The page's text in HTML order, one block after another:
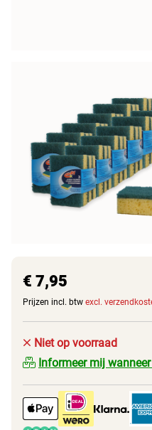
€ 7,95
Prijzen incl. btw excl.
Niet op voorraad
Informeer mij